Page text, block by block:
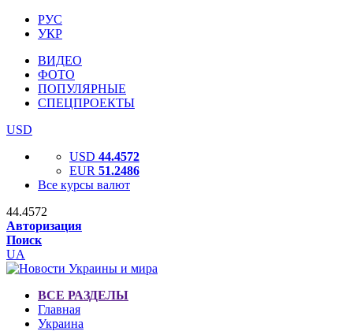
РУС
УКР
ВИДЕО
ФОТО
ПОПУЛЯРНЫЕ
СПЕЦПРОЕКТЫ
USD
USD 44.4572
EUR 51.2486
Все курсы валют
44.4572
Авторизация
Поиск
UA
ВСЕ РАЗДЕЛЫ
Главная
Украина